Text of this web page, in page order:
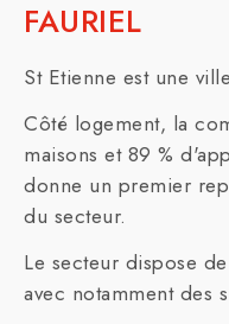
FAURIEL
St Etienne est une
Côté logement, la
maisons et 89 %
donne un premier
du secteur.
Le secteur dispose
avec notamment des